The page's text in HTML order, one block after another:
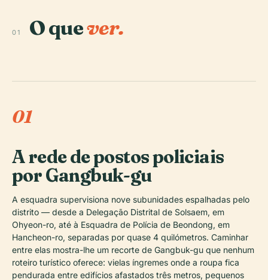
01 O quever.
01
A rede de postos policiais
por Gangbuk-gu
A esquadra supervisiona nove subunidades espalhadas pelo
distrito — desde a Delegação Distrital de Solsaem, em
Ohyeon-ro, até à Esquadra de Polícia de Beondong, em
Hancheon-ro, separadas por quase 4 quilómetros. Caminhar
entre elas mostra-lhe um recorte de Gangbuk-gu que nenhum
roteiro turístico oferece: vielas íngremes onde a roupa fica
pendurada entre edifícios afastados três metros, pequenos